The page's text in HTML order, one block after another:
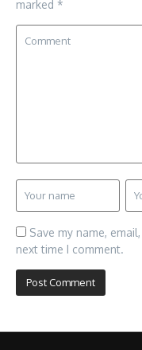
marked *
Save my name,
next time I comment.